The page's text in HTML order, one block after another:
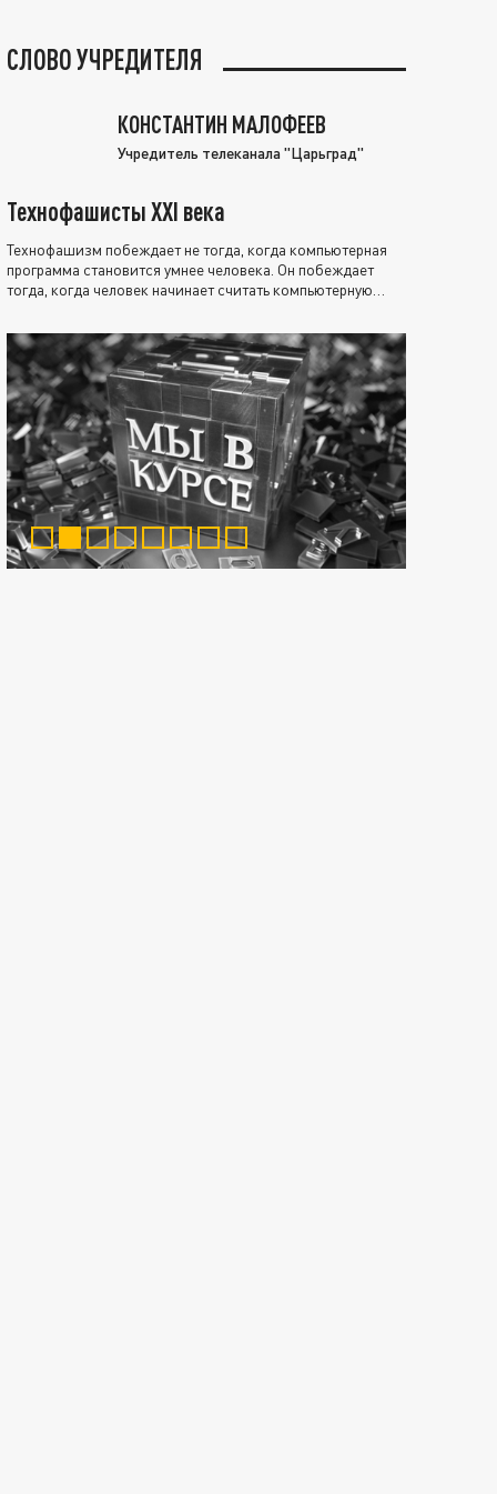
СЛОВО УЧРЕДИТЕЛЯ
КОНСТАНТИН МАЛОФЕЕВ
Учредитель телеканала "Царьград"
Технофашисты XXI века
Технофашизм побеждает не тогда, когда компьютерная
программа становится умнее человека. Он побеждает
тогда, когда человек начинает считать компьютерную